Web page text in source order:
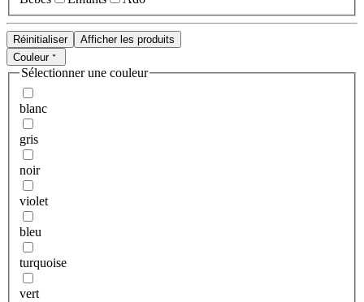
Réinitialiser
Afficher les produits
Couleur
Sélectionner une couleur
blanc
gris
noir
violet
bleu
turquoise
vert